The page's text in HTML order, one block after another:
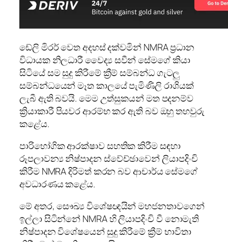
ඩේලි මිරර් වෙත අදහස් දක්වමින් NMRA ප්‍රධාන
විධායක නිලධාරී වෛද්‍ය සවීන් සේමගේ කියා
සිටියේ සම සුදු කිරීමේ ක්‍රීම් සම්බන්ධ ගැටලු
සම්බන්ධයෙන් මෑත කාලයේ පැමිණිලි රාශියක්
ලැබී ඇති බවයි. මෙම උත්සුකයන් මත පදනම්ව
ක්‍රියාකාරී පියවර ආරම්භ කර ඇති බව ඔහු තහවුරු
කළේය.
පාරිභෝගික ආරක්ෂාව සහතික කිරීම සඳහා
රූපලාවන්‍ය නිෂ්පාදන ස්වේච්ඡාවෙන් ලියාපදිංචි
කිරීම NMRA දිරිමත් කරන බව ආචාර්ය සේමගේ
අවධාරණය කළේය.
මේ අතර, සෞඛ්‍ය විශේෂඥයින් මහජනතාවගෙන්
ඉල්ලා සිටින්නේ NMRA හි ලියාපදිංචි වී නොමැති
නිෂ්පාදන විශේෂයෙන් සුදු කිරීමේ ක්‍රීම් භාවිතා